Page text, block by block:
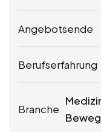
Angebotsende
Berufserfahrung
Branche